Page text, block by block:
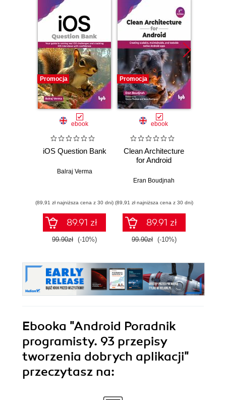
Promocja
ebook
iOS Question Bank
Balraj Verma
(89,91 zł najniższa cena z 30 dni)
89.91 zł
99.90zł (-10%)
Promocja
ebook
Clean Architecture
for Android
Eran Boudjnah
(89,91 zł najniższa cena z 30 dni)
89.91 zł
99.90zł (-10%)
Ebooka "Android Poradnik
programisty. 93 przepisy
tworzenia dobrych aplikacji"
przeczytasz na: